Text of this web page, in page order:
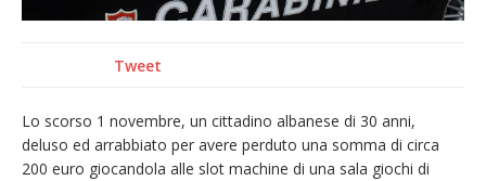
dell’arcivescovo mons. Marco Arnolfo
Tweet
Lo scorso 1 novembre, un cittadino albanese di 30 anni,
deluso ed arrabbiato per avere perduto una somma di circa
200 euro giocandola alle slot machine di una sala giochi di